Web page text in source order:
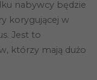
nabywcy będzie
korygującej w
Jest to
którzy mają dużo